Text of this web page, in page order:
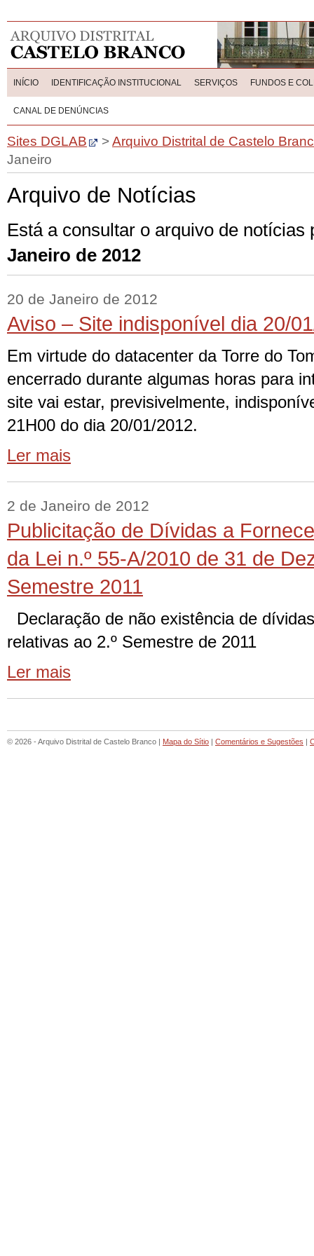
INÍCIO IDENTIFICAÇÃO INSTITUCIONAL SERVIÇOS FUNDOS E
CANAL DE DENÚNCIAS
Sites DGLAB >Arquivo Distrital de Castelo
Janeiro
Arquivo de Notícias
Está a consultar o arquivo de notícias
Janeiro de 2012
20 de Janeiro de 2012
Aviso – Site indisponível dia 20/
Em virtude do datacenter da Torre do
encerrado durante algumas horas para
site vai estar, previsivelmente,
21H00 do dia 20/01/2012.
Ler mais
2 de Janeiro de 2012
Publicitação de Dívidas a
da Lei n.º 55-A/2010 de 31 de
Semestre 2011
Declaração de não existência de
relativas ao 2.º Semestre de 2011
Ler mais
© 2026 - Arquivo Distrital de Castelo Branco | Mapa do Sítio | Comentários e Sugestões |